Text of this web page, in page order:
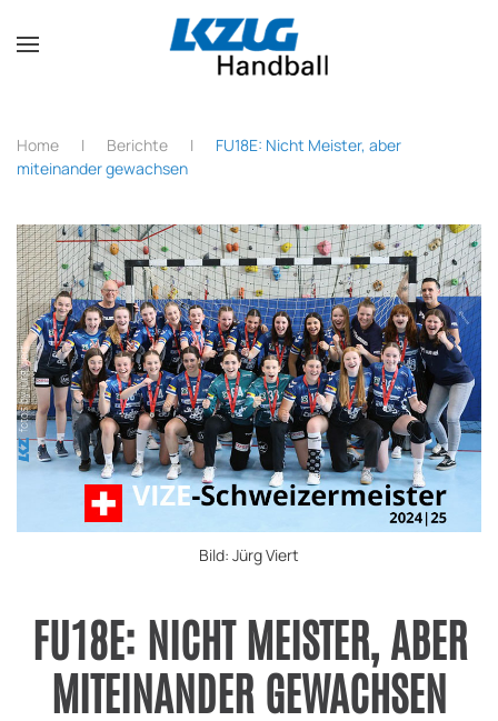
Zum Hauptinhalt springen
Home Berichte
FU18E: Nicht Meister, aber
miteinander gewachsen
Bild: Jürg Viert
FU18E: NICHT MEISTER, ABER
MITEINANDER GEWACHSEN